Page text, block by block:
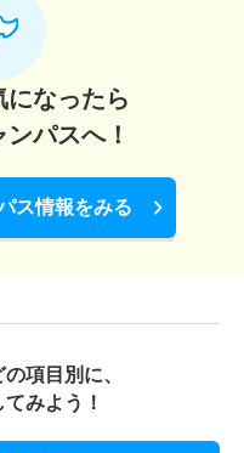
になったら
パスへ！
ス情報をみる
項目別に、
みよう！